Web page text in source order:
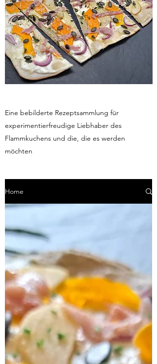
Home
Eine bebilderte Rezeptsammlung für
experimentierfreudige Liebhaber des
Flammkuchens und die, die es werden
möchten